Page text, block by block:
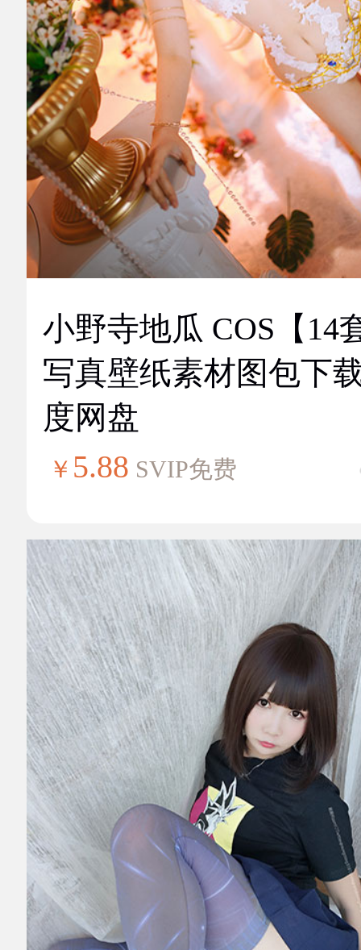
小野寺地瓜 COS【14
写真壁纸素材图包下
度网盘
￥ 5.88 SVIP免费